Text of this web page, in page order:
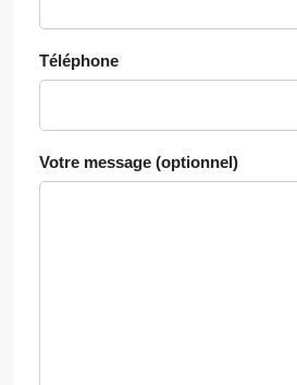
Téléphone
Votre message (optionnel)